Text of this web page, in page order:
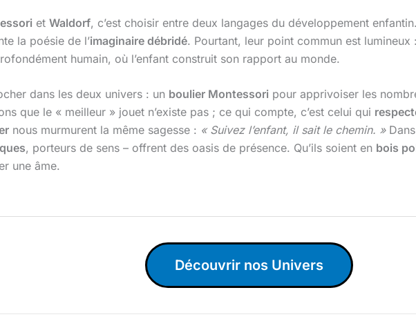
et Waldorf, c’est choisir entre deux langages du développement
la poésie de l’imaginaire débridé. Pourtant, leur point commun est
humain, où l’enfant construit son rapport au monde.
dans les deux univers : un boulier Montessori pour apprivoiser les
que le « meilleur » jouet n’existe pas ; ce qui compte, c’est celui qui
nous murmurent la même sagesse : « Suivez l’enfant, il sait le chemin. »Dans
, porteurs de sens – offrent des oasis de présence. Qu’ils soient en bois
une âme.
Découvrir nos Univers